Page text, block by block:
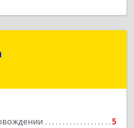
5
АО, Ноябрьск г, 60 лет